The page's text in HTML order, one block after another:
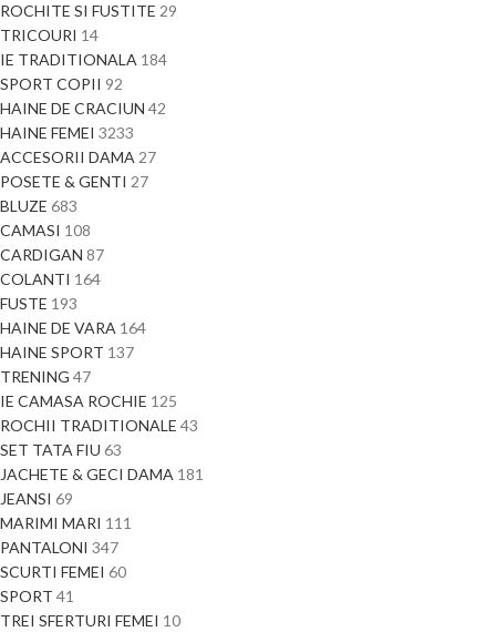
ROCHITE SI FUSTITE 29
TRICOURI 14
IE TRADITIONALA 184
SPORT COPII 92
HAINE DE CRACIUN 42
HAINE FEMEI 3233
ACCESORII DAMA 27
POSETE & GENTI 27
BLUZE 683
CAMASI 108
CARDIGAN 87
COLANTI 164
FUSTE 193
HAINE DE VARA 164
HAINE SPORT 137
TRENING 47
IE CAMASA ROCHIE 125
ROCHII TRADITIONALE 43
SET TATA FIU 63
JACHETE & GECI DAMA 181
JEANSI 69
MARIMI MARI 111
PANTALONI 347
SCURTI FEMEI 60
SPORT 41
TREI SFERTURI FEMEI 10